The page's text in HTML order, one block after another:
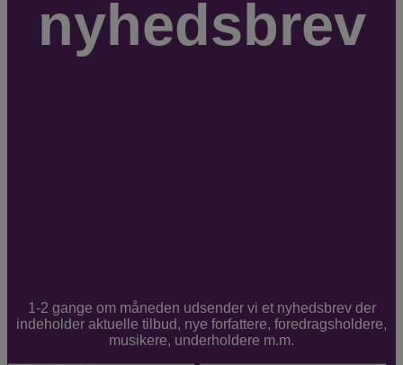
nyhedsbrev
1-2 gange om måneden udsender vi et nyhedsbrev der
indeholder aktuelle tilbud, nye forfattere, foredragsholdere,
musikere, underholdere m.m.